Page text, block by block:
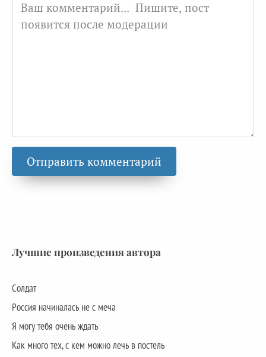
Лучшие произведения автора
Солдат
Россия начиналась не с меча
Я могу тебя очень ждать
Как много тех, с кем можно лечь в постель